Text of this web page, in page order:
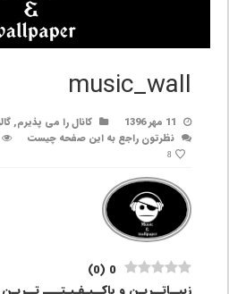
music_wall
11 مهر 1396 کانال را می پذیرم,
نظرتون راجع به این صفحه چیست
8
0
(
0
)